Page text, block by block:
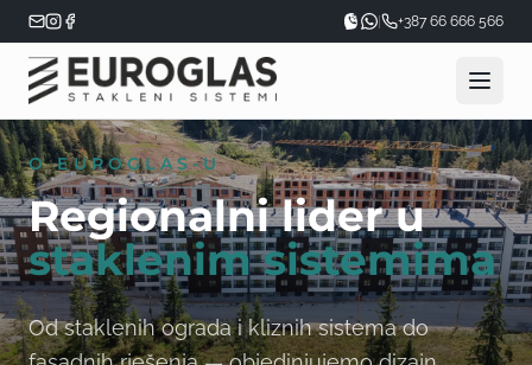
+387 66 666 566
O EUROGLAS-U
Regionalni lider u
staklenim sistemima
Od staklenih ograda i kliznih sistema do